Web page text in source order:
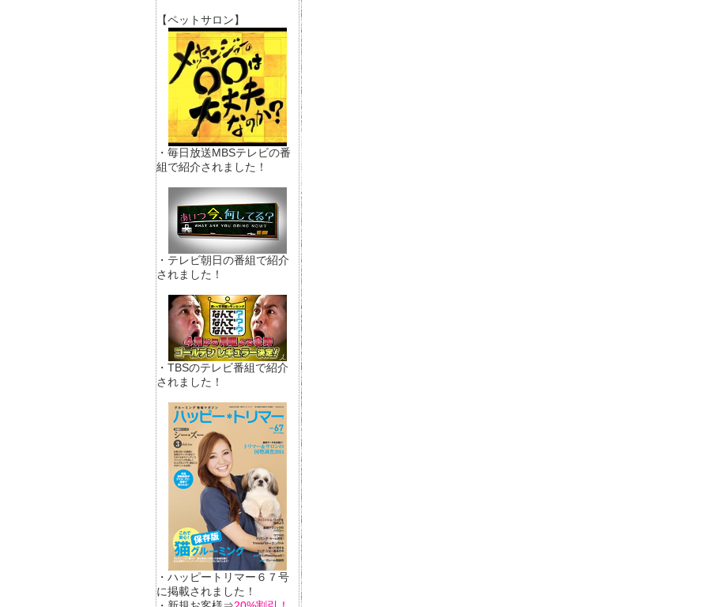
【ペットサロン】
・毎日放送MBSテレビの番
組で紹介されました！
・テレビ朝日の番組で紹介
されました！
・TBSのテレビ番組で紹介
されました！
・ハッピートリマー６７号
に掲載されました！